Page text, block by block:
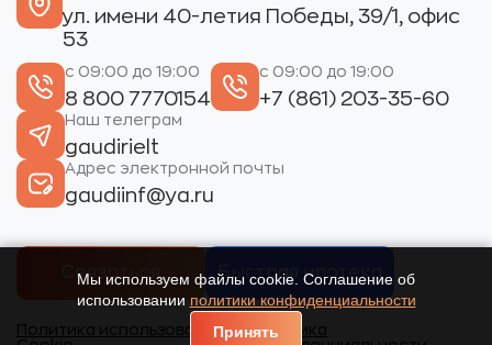
ул. имени 40-летия Победы, 39/1, офис
53
с 09:00 до 19:00
8 800 7770154
с 09:00 до 19:00
+7 (861) 203-35-60
Наш телеграм
gaudirielt
Адрес электронной почты
gaudiinf@ya.ru
Связаться Быстрая ипотека
Политика использования
Политика
Мы используем файлы cookie. Соглашение об
использовании политики конфиденциальности
Принять